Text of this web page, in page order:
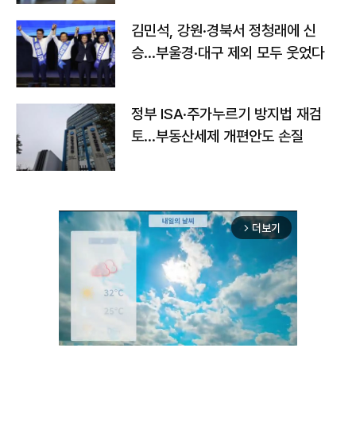
김민석, 강원·경북서 정청래에 신
승…부울경·대구 제외 모두 웃었다
정부 ISA·주가누르기 방지법 재검
토…부동산세제 개편안도 손질
arrow_forward_ios 더보기